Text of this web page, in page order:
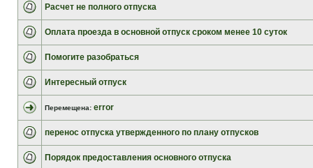
Расчет не полного отпуска
Оплата проезда в основной отпуск сроком менее 10 суток
Помогите разобраться
Интересный отпуск
Перемещена: error
перенос отпуска утвержденного по плану отпусков
Порядок предоставления основного отпуска